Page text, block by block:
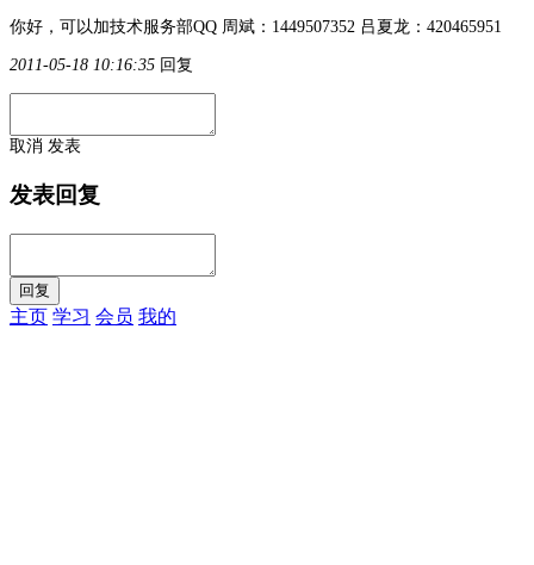
你好，可以加技术服务部QQ 周斌：1449507352 吕夏龙：420465951
2011-05-18 10:16:35 回复
取消 发表
发表回复
主页 学习 会员 我的